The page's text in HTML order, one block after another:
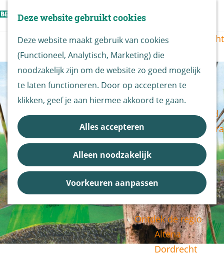
Deze website gebruikt cookies
Deze website maakt gebruik van cookies
(Functioneel, Analytisch, Marketing) die
noodzakelijk zijn om de website zo goed mogelijk
te laten functioneren. Door op accepteren te
klikken, geef je aan hiermee akkoord te gaan.
Alles accepteren
Alleen noodzakelijk
Voorkeuren aanpassen
r
d
e
m
e
p
g
Z
e
k
e
n
e
n
u
Routes overzicht
De Biesbosch
Nationaal Park
De Biesbosch
Bereikbaarheid
Bezoekerscentra
B&B vol leven
Nieuws &
Updates
Ontdek de regio
Altena
Dordrecht
Z
e
n